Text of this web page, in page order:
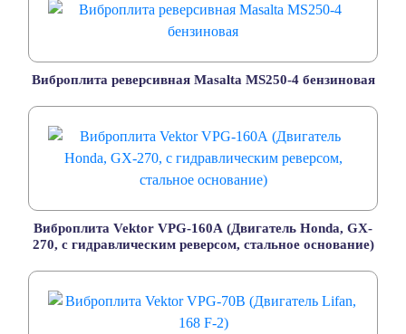
Виброплита реверсивная Masalta MS250-4 бензиновая
Виброплита Vektor VPG-160А (Двигатель Honda, GX-
270, с гидравлическим реверсом, стальное основание)